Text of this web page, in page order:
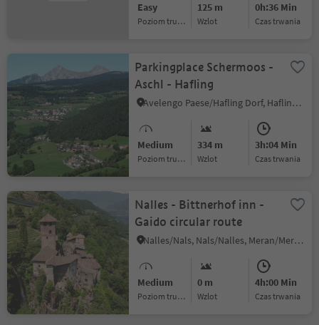
Easy
Poziom trudności
125 m
Wzlot
0h:36 Min
czas trwania
Parkingplace Schermoos -
Aschl - Hafling
Avelengo Paese/Hafling Dorf, Hafling/Avelengo, Bolzano/Bozen and environs
Medium
Poziom trudności
334 m
Wzlot
3h:04 Min
czas trwania
Nalles - Bittnerhof inn -
Gaido circular route
Nalles/Nals, Nals/Nalles, Meran/Merano and environs
Medium
Poziom trudności
0 m
Wzlot
4h:00 Min
czas trwania